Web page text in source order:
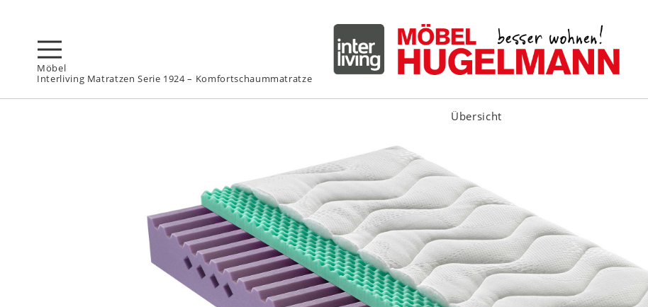
Möbel
Interliving Matratzen Serie 1924 – Komfortschaummatratze
Übersicht